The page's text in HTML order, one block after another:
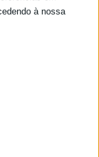
à nossa